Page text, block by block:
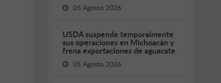
05 Agosto 2026
USDA suspende temporalmente
sus operaciones en Michoacán y
frena exportaciones de aguacate
05 Agosto 2026